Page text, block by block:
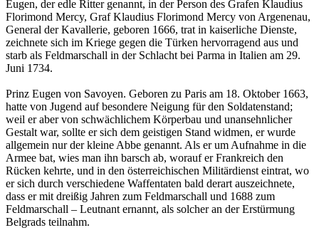
Eugen, der edle Ritter genannt, in der Person des Grafen Klaudius
Florimond Mercy, Graf Klaudius Florimond Mercy von Argenenau,
General der Kavallerie, geboren 1666, trat in kaiserliche Dienste,
zeichnete sich im Kriege gegen die Türken hervorragend aus und
starb als Feldmarschall in der Schlacht bei Parma in Italien am 29.
Juni 1734.
Prinz Eugen von Savoyen. Geboren zu Paris am 18. Oktober 1663,
hatte von Jugend auf besondere Neigung für den Soldatenstand;
weil er aber von schwächlichem Körperbau und unansehnlicher
Gestalt war, sollte er sich dem geistigen Stand widmen, er wurde
allgemein nur der kleine Abbe genannt. Als er um Aufnahme in die
Armee bat, wies man ihn barsch ab, worauf er Frankreich den
Rücken kehrte, und in den österreichischen Militärdienst eintrat, wo
er sich durch verschiedene Waffentaten bald derart auszeichnete,
dass er mit dreißig Jahren zum Feldmarschall und 1688 zum
Feldmarschall – Leutnant ernannt, als solcher an der Erstürmung
Belgrads teilnahm.